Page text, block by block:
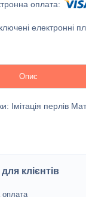
електронні
Опис
Імітація перлів
клієнтів
оплата